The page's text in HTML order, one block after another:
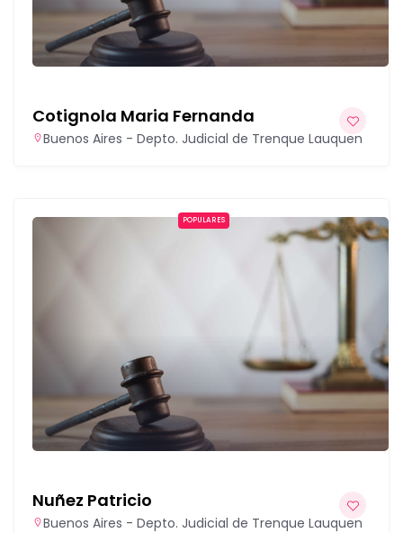
Cotignola Maria Fernanda
Buenos Aires - Depto. Judicial de Trenque Lauquen
POPULARES
Nuñez Patricio
Buenos Aires - Depto. Judicial de Trenque Lauquen